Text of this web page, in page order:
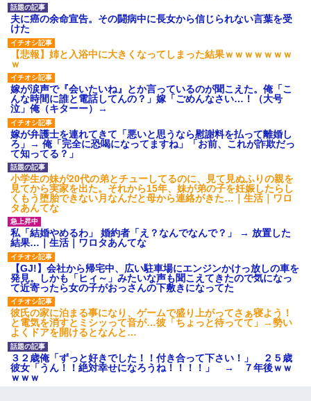
夫に癌の余命宣告。その闘病中に長女から信じられない言葉を受
けた
【悲報】姉と入浴中に大きくなってしまった結果ｗｗｗｗｗｗｗ
ｗ
嫁が涙声で『会いたいね』とか言っているのが聞こえた。俺「こ
んな時間に誰と電話してんの？」嫁「ごめんなさい…！（大号
泣」俺（キターー）→
嫁が弁護士を連れてきて「悪いと思うなら慰謝料を払って離婚し
ろ」→ 俺「完全に恐喝になってますね」「お前、これが詐欺だっ
て知ってる？」
小学生の妹が20代の弟とチューしてるのに、見て見ぬふりの親を
見てから実家を出た。それから15年、妹が弟の子を妊娠したらし
くもう堕胎できない月なんだと母から連絡がきた…｜生活｜ワロ
タあんてな
私「結婚やめるわ」 婚約者「え？なんでなんで？」 → 放置した
結果…｜生活｜ワロタあんてな
【GJ!】会社から帰宅中、広い駐車場にエンジンかけっ放しの車を
発見。しかも「ヒィ～」みたいな声も聞こえてきたので気になっ
て近寄ったら女の子がおっさんの下敷きになってた
彼氏の家に泊まる事になり、ゲームで盛り上がってさぁ寝よう！
と電気を消すとミシッって音が…彼「ちょっと待ってて」→勢い
よくドアを開けるとなんと…
３２歳俺「ずっと好きでした！！付き合って下さい！」 ２５歳
彼女「うん！！絶対幸せになろうね！！！！」 → ７年後ｗｗ
ｗｗｗ